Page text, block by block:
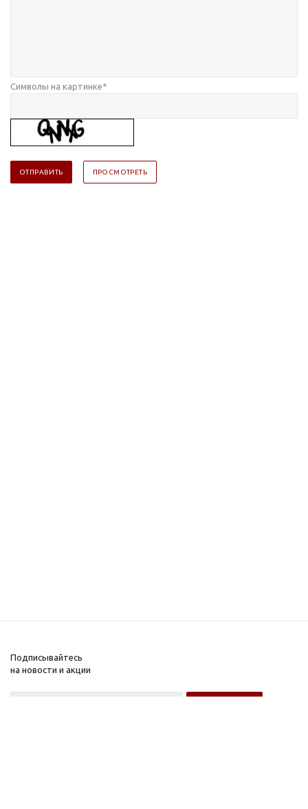
Символы на картинке*
Подписывайтесь
на новости и акции